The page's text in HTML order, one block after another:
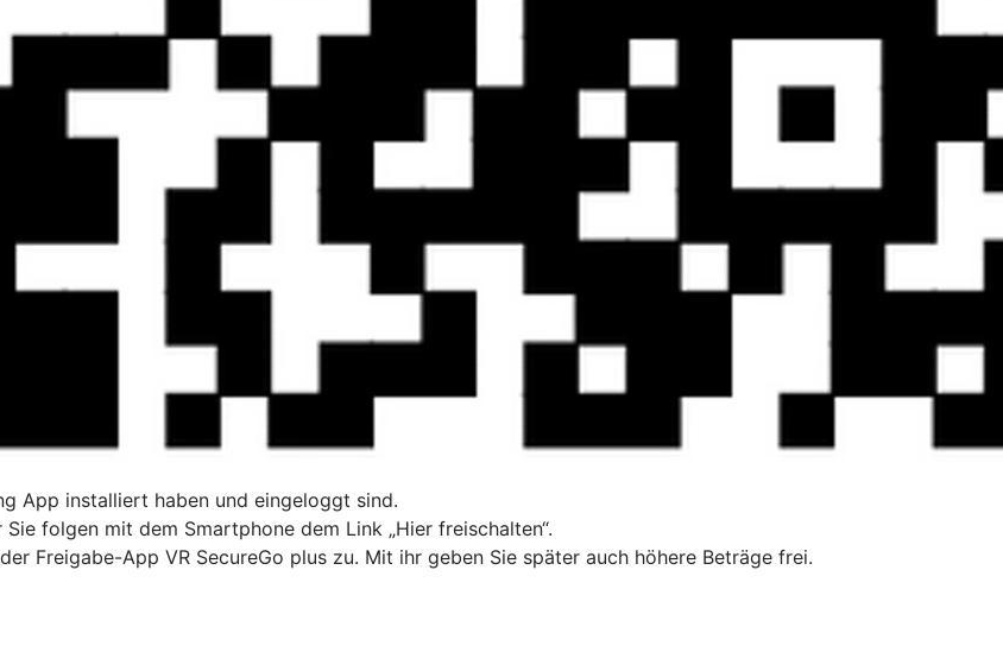
App installiert haben und eingeloggt sind.
folgen mit dem Smartphone dem Link „Hier freischalten“.
Freigabe-App VR SecureGo plus zu. Mit ihr geben Sie später auch höhere Beträge frei.